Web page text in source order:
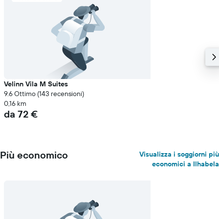
Velinn Vila M Suites
9.6 Ottimo (143 recensioni)
0,16 km
da 72 €
Più economico
Visualizza i soggiorni più
economici a Ilhabela